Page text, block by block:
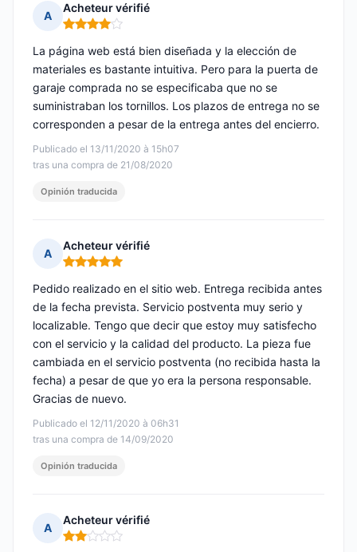
A
Acheteur vérifié
Nota: 4 de 5
Publicado el 13/11/2020 à 15h07
tras una compra de 21/08/2020
La página web está bien diseñada y la elección de
materiales es bastante intuitiva. Pero para la puerta de
garaje comprada no se especificaba que no se
suministraban los tornillos. Los plazos de entrega no se
corresponden a pesar de la entrega antes del encierro.
Opinión traducida
A
Acheteur vérifié
Nota: 5 de 5
Publicado el 12/11/2020 à 06h31
tras una compra de 14/09/2020
Pedido realizado en el sitio web. Entrega recibida antes
de la fecha prevista. Servicio postventa muy serio y
localizable. Tengo que decir que estoy muy satisfecho
con el servicio y la calidad del producto. La pieza fue
cambiada en el servicio postventa (no recibida hasta la
fecha) a pesar de que yo era la persona responsable.
Gracias de nuevo.
Opinión traducida
A
Acheteur vérifié
Nota: 2 de 5